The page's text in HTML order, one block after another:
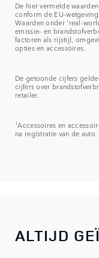
De hier vermelde
conform de EU-
Waarden onder 'real-
emissie- en
factoren als rijstijl,
opties en accessoires.
De getoonde cijfers
cijfers over
retailer.
1Accessoires en
na registratie van de auto.
ALTIJD